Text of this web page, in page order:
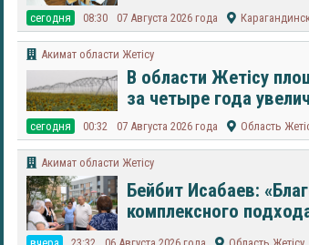
cегодня 08:30 07 Августа 2026 года
Акимат области Жетісу
В области Жетісу
за четыре года
cегодня 00:32 07 Августа 2026 года Область
Акимат области Жетісу
Бейбит Исабаев:
комплексного